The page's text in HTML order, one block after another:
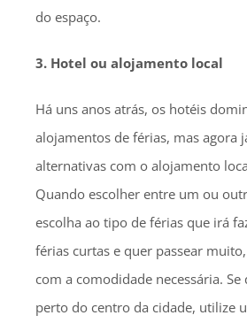
do espaço.
3. Hotel ou alojamento local
Há uns anos atrás, os hotéis
alojamentos de férias, mas agora
alternativas com o alojamento
Quando escolher entre um ou
escolha ao tipo de férias que irá
férias curtas e quer passear
com a comodidade necessária.
perto do centro da cidade, utilize